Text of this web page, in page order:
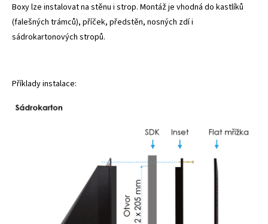
Boxy lze instalovat na stěnu i strop. Montáž je vhodná do kastlíků
(falešných trámců), příček, předstěn, nosných zdí i
sádrokartonových stropů.
Příklady instalace: